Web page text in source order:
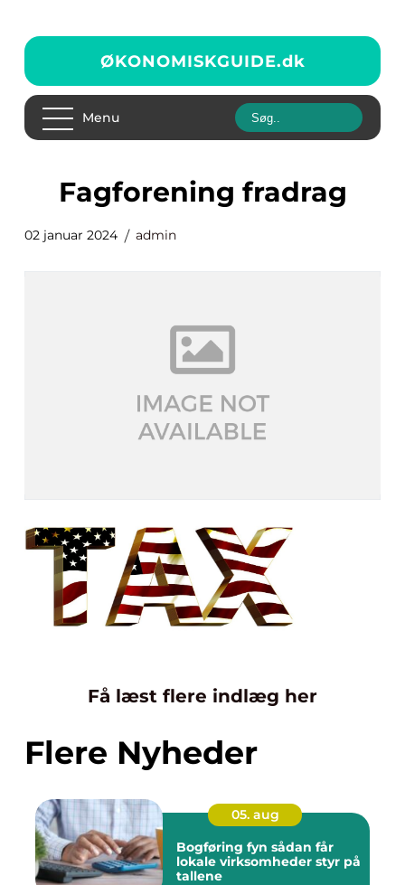
ØKONOMISKGUIDE.dk
Menu
fagforening fradrag
02 januar 2024 admin
Få læst flere indlæg her
Flere Nyheder
05. aug
Bogføring fyn sådan får
lokale virksomheder styr på
tallene